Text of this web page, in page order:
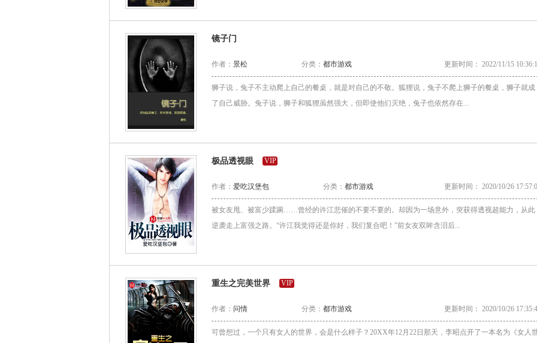
镜子门
作者： 景松 分类： 都市游戏 更新时间： 2022/11/15
狮子说，兔子不主动爬上自己的餐桌，就是对自己的不敬。狐狸说，兔子不爬上狮子的餐桌，狮子就成
了自己威胁。兔子说，狮子和狐狸虽然强大，但即使他们灭绝，兔子也依然存在...
极品透视眼 VIP
作者： 爱吃汉堡包 分类： 都市游戏 更新时间： 2020/10/26
被女友甩、被富少蹂躏……曾经的许江悲催的不要不要的。却因为一场意外，突获得透视超能力，从此
逆袭走上富强之路。“许江我觉得还是你好，我们复合吧！”前女友双眸含泪后...
重生之完美世界 VIP
作者： 问情 分类： 都市游戏 更新时间： 2020/10/26
可曾想过，一个只有女人的世界，会是什么样子？20XX年12月22日那天，李昭点开了一本名为《女人